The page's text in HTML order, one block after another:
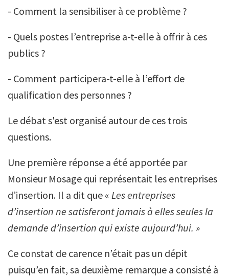
- Comment la sensibiliser à ce problème ?
- Quels postes l’entreprise a-t-elle à offrir à ces
publics ?
- Comment participera-t-elle à l’effort de
qualification des personnes ?
Le débat s'est organisé autour de ces trois
questions.
Une première réponse a été apportée par
Monsieur Mosage qui représentait les entreprises
d’insertion. Il a dit que « Les entreprises
d’insertion ne satisferont jamais à elles seules la
demande d’insertion qui existe aujourd’hui. »
Ce constat de carence n’était pas un dépit
puisqu’en fait, sa deuxième remarque a consisté à